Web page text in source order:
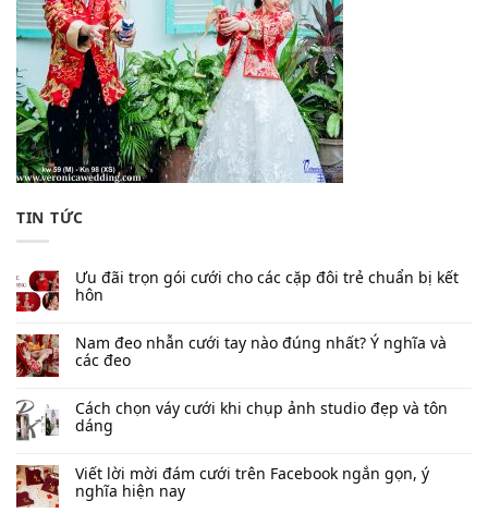
TIN TỨC
Ưu đãi trọn gói cưới cho các cặp đôi trẻ chuẩn bị kết
hôn
Nam đeo nhẫn cưới tay nào đúng nhất​? Ý nghĩa và
các đeo
Cách chọn váy cưới khi chụp ảnh studio đẹp và tôn
dáng
Viết lời mời đám cưới trên Facebook​ ngắn gọn, ý
nghĩa hiện nay